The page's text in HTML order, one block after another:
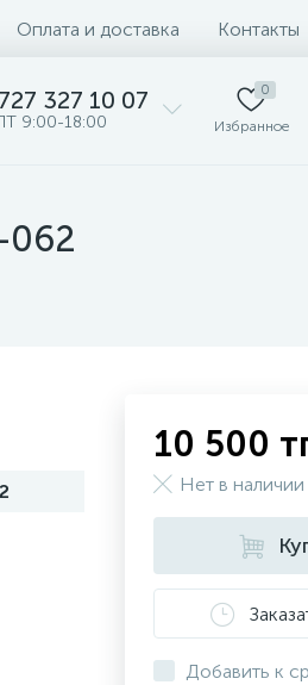
Оплата и доставка Контакты
327 10 07
9:00-18:00
0
Избранное
062
10 500
Нет в наличии
Добавить к